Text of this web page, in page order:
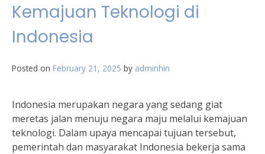
Kemajuan Teknologi di
Indonesia
Posted on February 21, 2025 by adminhin
Indonesia merupakan negara yang sedang giat
meretas jalan menuju negara maju melalui kemajuan
teknologi. Dalam upaya mencapai tujuan tersebut,
pemerintah dan masyarakat Indonesia bekerja sama